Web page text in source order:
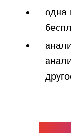
одна